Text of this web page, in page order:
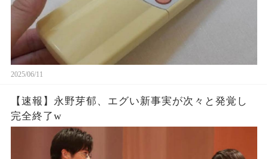
2025/06/11
【速報】永野芽郁、エグい新事実が次々と発覚し
完全終了w